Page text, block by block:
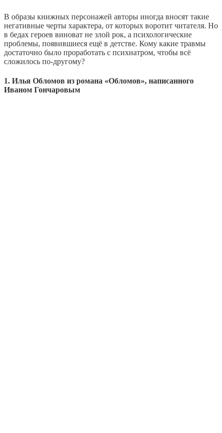
В образы книжных персонажей авторы иногда вносят такие
негативные черты характера, от которых воротит читателя. Но
в бедах героев виноват не злой рок, а психологические
проблемы, появившиеся ещё в детстве. Кому какие травмы
достаточно было проработать с психиатром, чтобы всё
сложилось по-другому?
1. Илья Обломов из романа «Обломов», написанного
Иваном Гончаровым